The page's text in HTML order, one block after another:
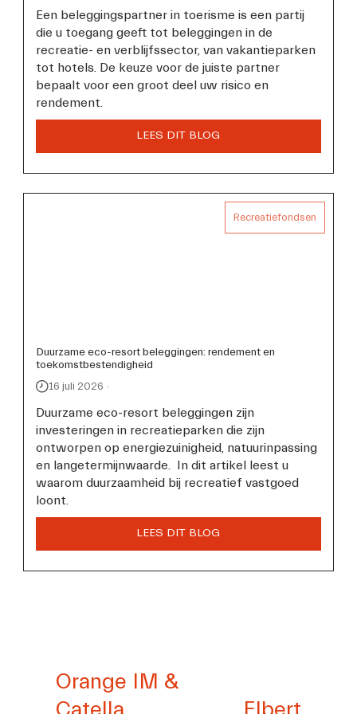
Een beleggingspartner in toerisme is een partij
die u toegang geeft tot beleggingen in de
recreatie- en verblijfssector, van vakantieparken
tot hotels. De keuze voor de juiste partner
bepaalt voor een groot deel uw risico en
rendement.
Duurzame eco-resort beleggingen: rendement en
toekomstbestendigheid
16 juli 2026
Recreatiefondsen
Duurzame eco-resort beleggingen zijn
investeringen in recreatieparken die zijn
ontworpen op energiezuinigheid, natuurinpassing
en langetermijnwaarde.  In dit artikel leest u
waarom duurzaamheid bij recreatief vastgoed
loont.
V
o
Orange IM &